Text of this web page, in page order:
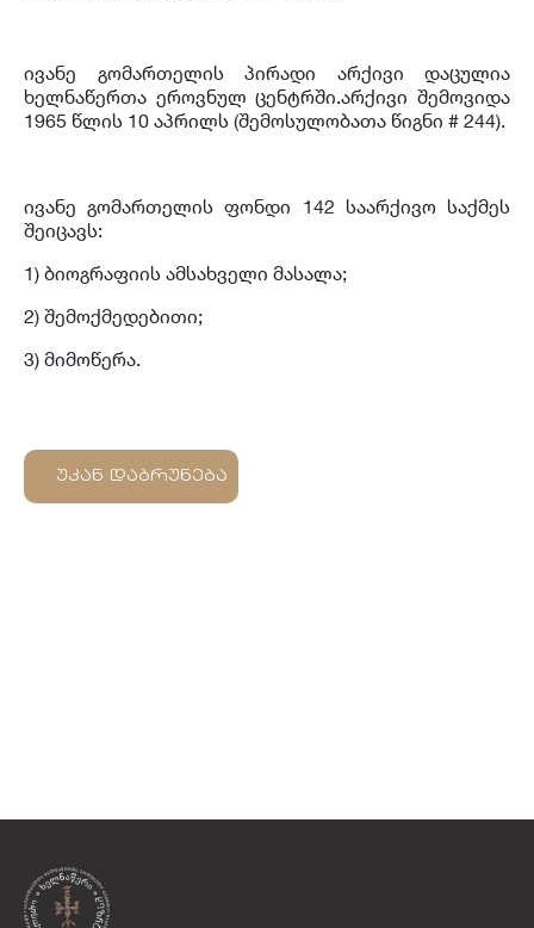
ივანე გომართელის პირადი არქივი დაცულია
ხელნაწერთა ეროვნულ ცენტრში.არქივი შემოვიდა
1965 წლის 10 აპრილს (შემოსულობათა წიგნი # 244).
ივანე გომართელის ფონდი 142 საარქივო საქმეს
შეიცავს:
1) ბიოგრაფიის ამსახველი მასალა;
2) შემოქმედებითი;
3) მიმოწერა.
უკან დაბრუნება